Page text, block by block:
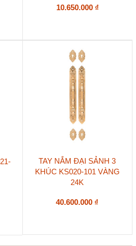
10.650.000 ₫
TAY NẮM ĐẠI SẢNH 3
KHÚC KS020-101 VÀNG
24K
40.600.000 ₫